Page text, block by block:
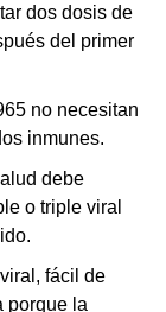
dos dosis de
del primer
no necesitan
inmunes.
debe
o triple viral
fácil de
porque la